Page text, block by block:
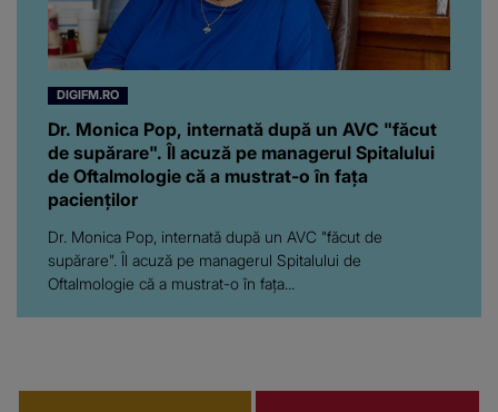
Dr. Monica Pop, internată după un AVC "făcut
de supărare". Îl acuză pe managerul Spitalului
pacienților
Dr. Monica Pop, internată după un AVC "făcut de
supărare". Îl acuză pe managerul Spitalului de
Oftalmologie că a mustrat-o în fața...